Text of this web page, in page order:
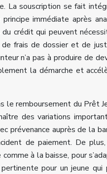
La souscription se fait
immédiate après
crédit qui peuvent
frais de dossier et de
n’a pas à produire de
la démarche et
le remboursement du Prêt
des variations
prévenance auprès de la
de paiement. De
à la baisse, pour
pour un jeune qui